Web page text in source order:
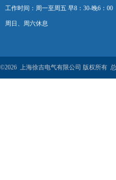
工作时间：周一至周五 早8：30-晚6：00
周日、周六休息
©2026 上海徐吉电气有限公司 版权所有 总